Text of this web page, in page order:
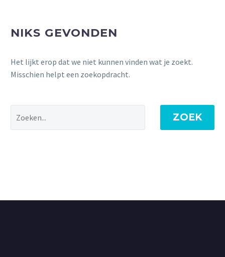
NIKS GEVONDEN
Het lijkt erop dat we niet kunnen vinden wat je zoekt.
Misschien helpt een zoekopdracht.
ZOEK